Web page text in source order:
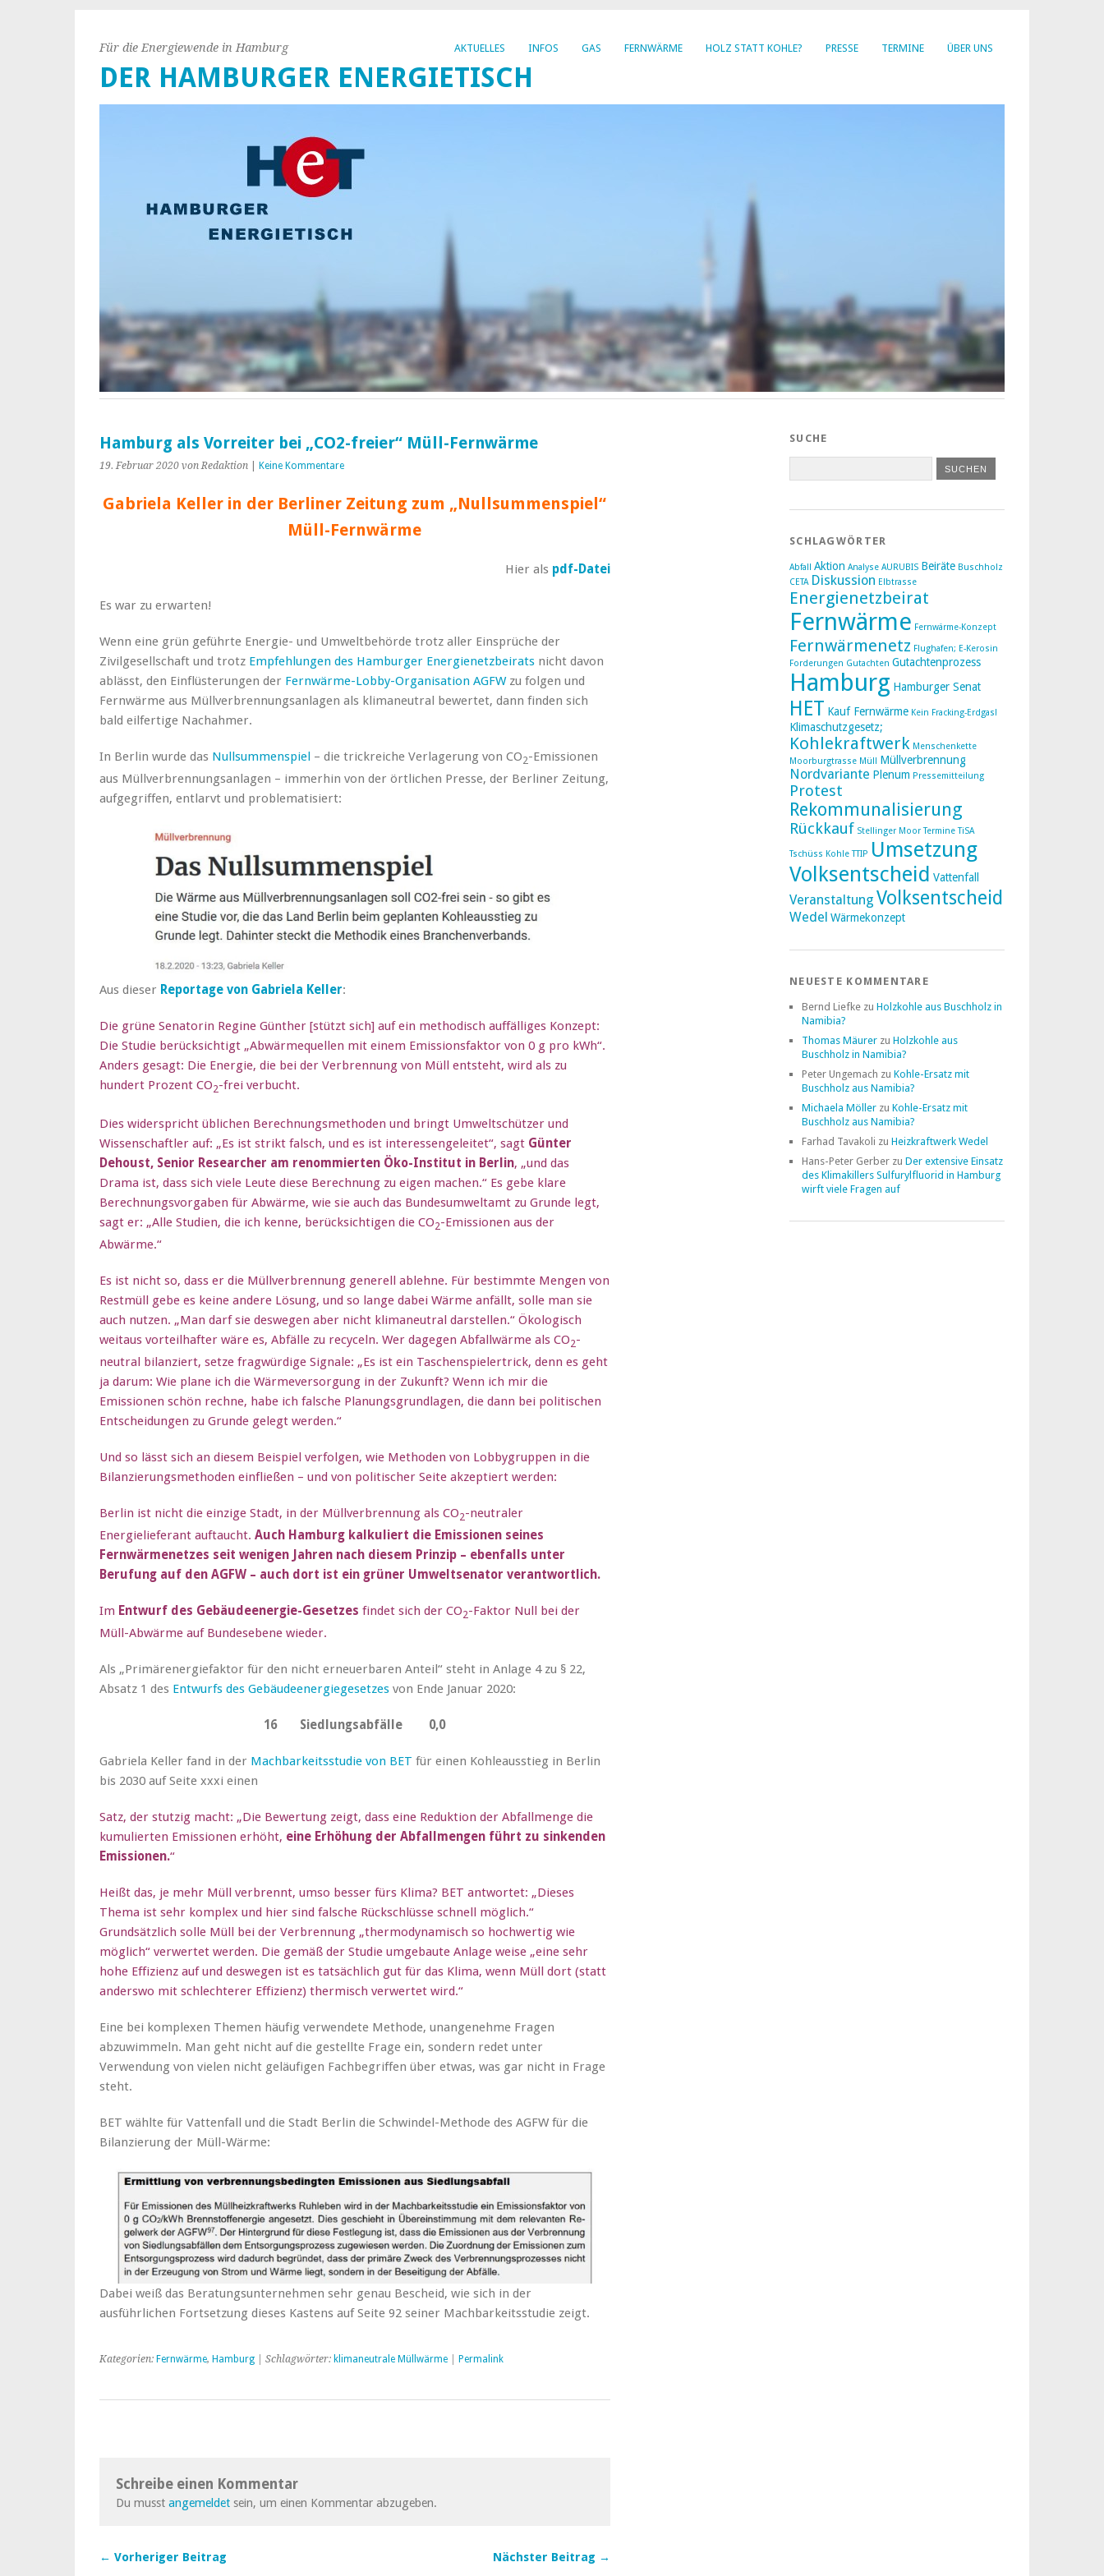
AKTUELLES INFOS GAS FERNWÄRME HOLZ STATT KOHLE? PRESSE TERMINE ÜBER UNS
DER HAMBURGER ENERGIETISCH
Für die Energiewende in Hamburg
Hamburg als Vorreiter bei „CO2-freier“ Müll-Fernwärme
19. Februar 2020 von Redaktion Keine Kommentare
Gabriela Keller in der Berliner Zeitung zum „Nullsummenspiel“
Müll-Fernwärme
Hier als pdf-Datei
Es war zu erwarten!
Wenn eine grün geführte Energie- und Umweltbehörde trotz aller Einsprüche der
Zivilgesellschaft und trotz Empfehlungen des Hamburger Energienetzbeirats nicht davon
ablässt, den Einflüsterungen der Fernwärme-Lobby-Organisation AGFWzu folgen und
Fernwärme aus Müllverbrennungsanlagen als klimaneutral bewertet, dann finden sich
bald eilfertige Nachahmer.
In Berlin wurde das Nullsummenspiel – die trickreiche Verlagerung von CO2-Emissionen
aus Müllverbrennungsanlagen – immerhin von der örtlichen Presse, der Berliner Zeitung,
aufgegriffen, entlarvt und problematisiert:
Aus dieser Reportage von Gabriela Keller:
Die grüne Senatorin Regine Günther [stützt sich] auf ein methodisch auffälliges Konzept:
Die Studie berücksichtigt „Abwärmequellen mit einem Emissionsfaktor von 0 g pro kWh“.
Anders gesagt: Die Energie, die bei der Verbrennung von Müll entsteht, wird als zu
hundert Prozent CO2-frei verbucht.
Dies widerspricht üblichen Berechnungsmethoden und bringt Umweltschützer und
Wissenschaftler auf: „Es ist strikt falsch, und es ist interessengeleitet“, sagt Günter
Dehoust, Senior Researcher am renommierten Öko-Institut in Berlin, „und das
Drama ist, dass sich viele Leute diese Berechnung zu eigen machen.“ Es gebe klare
Berechnungsvorgaben für Abwärme, wie sie auch das Bundesumweltamt zu Grunde legt,
sagt er: „Alle Studien, die ich kenne, berücksichtigen die CO2-Emissionen aus der
Abwärme.“
Es ist nicht so, dass er die Müllverbrennung generell ablehne. Für bestimmte Mengen von
Restmüll gebe es keine andere Lösung, und so lange dabei Wärme anfällt, solle man sie
auch nutzen. „Man darf sie deswegen aber nicht klimaneutral darstellen.“ Ökologisch
weitaus vorteilhafter wäre es, Abfälle zu recyceln. Wer dagegen Abfallwärme als CO2-
neutral bilanziert, setze fragwürdige Signale: „Es ist ein Taschenspielertrick, denn es geht
ja darum: Wie plane ich die Wärmeversorgung in der Zukunft? Wenn ich mir die
Emissionen schön rechne, habe ich falsche Planungsgrundlagen, die dann bei politischen
Entscheidungen zu Grunde gelegt werden.“
Und so lässt sich an diesem Beispiel verfolgen, wie Methoden von Lobbygruppen in die
Bilanzierungsmethoden einfließen – und von politischer Seite akzeptiert werden:
Berlin ist nicht die einzige Stadt, in der Müllverbrennung als CO2-neutraler
Energielieferant auftaucht. Auch Hamburg kalkuliert die Emissionen seines
Fernwärmenetzes seit wenigen Jahren nach diesem Prinzip – ebenfalls unter
Berufung auf den AGFW – auch dort ist ein grüner Umweltsenator verantwortlich.
Im Entwurf des Gebäudeenergie-Gesetzes findet sich der CO2-Faktor Null bei der
Müll-Abwärme auf Bundesebene wieder.
Als „Primärenergiefaktor für den nicht erneuerbaren Anteil“ steht in Anlage 4 zu § 22,
Absatz 1 des Entwurfs des Gebäudeenergiegesetzes von Ende Januar 2020:
16 Siedlungsabfälle 0,0
Gabriela Keller fand in der Machbarkeitsstudie von BET für einen Kohleausstieg in Berlin
bis 2030 auf Seite xxxi einen
Satz, der stutzig macht: „Die Bewertung zeigt, dass eine Reduktion der Abfallmenge die
kumulierten Emissionen erhöht, eine Erhöhung der Abfallmengen führt zu sinkenden
Emissionen.“
Heißt das, je mehr Müll verbrennt, umso besser fürs Klima? BET antwortet: „Dieses
Thema ist sehr komplex und hier sind falsche Rückschlüsse schnell möglich.“
Grundsätzlich solle Müll bei der Verbrennung „thermodynamisch so hochwertig wie
möglich“ verwertet werden. Die gemäß der Studie umgebaute Anlage weise „eine sehr
hohe Effizienz auf und deswegen ist es tatsächlich gut für das Klima, wenn Müll dort (statt
anderswo mit schlechterer Effizienz) thermisch verwertet wird.“
Eine bei komplexen Themen häufig verwendete Methode, unangenehme Fragen
abzuwimmeln. Man geht nicht auf die gestellte Frage ein, sondern redet unter
Verwendung von vielen nicht geläufigen Fachbegriffen über etwas, was gar nicht in Frage
steht.
BET wählte für Vattenfall und die Stadt Berlin die Schwindel-Methode des AGFW für die
Bilanzierung der Müll-Wärme:
Dabei weiß das Beratungsunternehmen sehr genau Bescheid, wie sich in der
ausführlichen Fortsetzung dieses Kastens auf Seite 92 seiner Machbarkeitsstudie zeigt.
Kategorien: Fernwärme, Hamburg | Schlagwörter: klimaneutrale Müllwärme Permalink
Schreibe einen Kommentar
Du musst angemeldet sein, um einen Kommentar abzugeben.
← Vorheriger Beitrag Nächster Beitrag →
SUCHE
SCHLAGWÖRTER
Abfall Aktion Analyse AURUBIS Beiräte Buschholz
CETA Diskussion Elbtrasse
Energienetzbeirat
Fernwärme Fernwärme-Konzept
Fernwärmenetz Flughafen; E-Kerosin
Forderungen Gutachten Gutachtenprozess
Hamburg Hamburger Senat
HET Kauf Fernwärme Kein Fracking-Erdgas!
Klimaschutzgesetz;
Kohlekraftwerk Menschenkette
Moorburgtrasse Müll Müllverbrennung
Nordvariante Plenum Pressemitteilung
Protest
Rekommunalisierung
Rückkauf Stellinger Moor Termine TiSA
Tschüss Kohle TTIP Umsetzung
Volksentscheid Vattenfall
Veranstaltung Volksentscheid
Wedel Wärmekonzept
NEUESTE KOMMENTARE
Bernd Liefke zu Holzkohle aus Buschholz in
Namibia?
Thomas Mäurer zu Holzkohle aus
Buschholz in Namibia?
Peter Ungemach zu Kohle-Ersatz mit
Buschholz aus Namibia?
Michaela Möller zu Kohle-Ersatz mit
Buschholz aus Namibia?
Farhad Tavakoli zu Heizkraftwerk Wedel
Hans-Peter Gerber zu Der extensive Einsatz
des Klimakillers Sulfurylfluorid in Hamburg
wirft viele Fragen auf